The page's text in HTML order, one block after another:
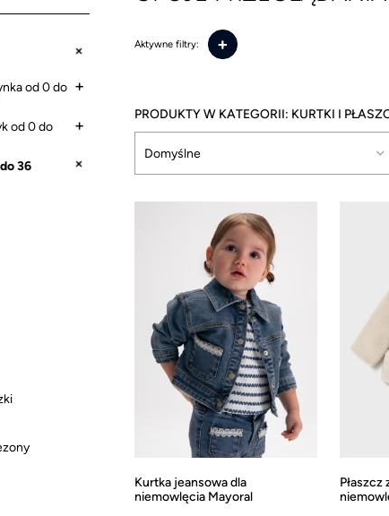
od 0 do
od 0 do
36
Aktywne filtry: +
KURTKI I
Kurtka jeansowa dla
niemowlęcia Mayoral